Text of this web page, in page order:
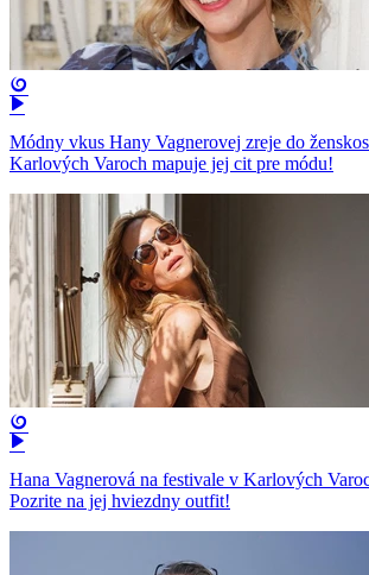
Módny vkus Hany Vagnerovej zreje do
Karlových Varoch mapuje jej cit pre módu!
Hana Vagnerová na festivale v Karlových
Pozrite na jej hviezdny outfit!